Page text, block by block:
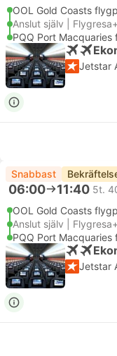
OOL Gold Coasts
Anslut själv |
PQQ Port Macquaries
Jetstar
Snabbast
06:00 11:40 5t.
OOL Gold Coasts
Anslut själv |
PQQ Port Macquaries
Jetstar